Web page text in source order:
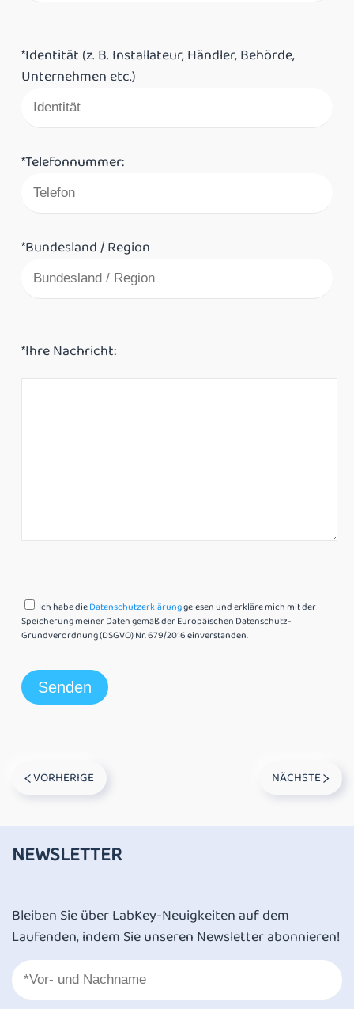
*Identität (z. B. Installateur, Händler, Behörde,
Unternehmen etc.)
*Telefonnummer:
*Bundesland / Region
*Ihre Nachricht:
Ich habe dieDatenschutzerklärunggelesen und erkläre mich mit der
Speicherung meiner Daten gemäß der Europäischen Datenschutz-
Grundverordnung (DSGVO) Nr. 679/2016 einverstanden.
VORHERIGE NÄCHSTE
NEWSLETTER
Bleiben Sie über LabKey-Neuigkeiten auf dem
Laufenden, indem Sie unseren Newsletter abonnieren!